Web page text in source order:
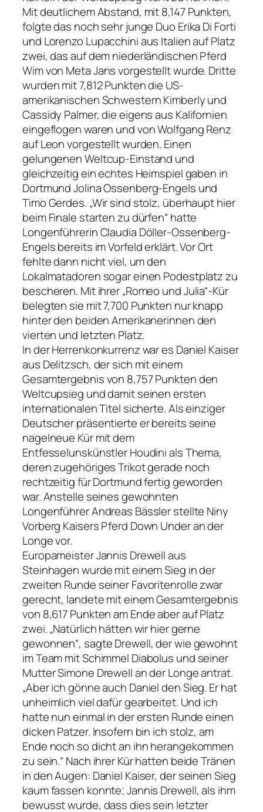
Mit deutlichem Abstand, mit 8,147 Punkten,
folgte das noch sehr junge Duo Erika Di Forti
und Lorenzo Lupacchini aus Italien auf Platz
zwei, das auf dem niederländischen Pferd
Wim von Meta Jans vorgestellt wurde. Dritte
wurden mit 7,812 Punkten die US-
amerikanischen Schwestern Kimberly und
Cassidy Palmer, die eigens aus Kalifornien
eingeflogen waren und von Wolfgang Renz
auf Leon vorgestellt wurden. Einen
gelungenen Weltcup-Einstand und
gleichzeitig ein echtes Heimspiel gaben in
Dortmund Jolina Ossenberg-Engels und
Timo Gerdes. „Wir sind stolz, überhaupt hier
beim Finale starten zu dürfen“ hatte
Longenführerin Claudia Döller-Ossenberg-
Engels bereits im Vorfeld erklärt. Vor Ort
fehlte dann nicht viel, um den
Lokalmatadoren sogar einen Podestplatz zu
bescheren. Mit ihrer „Romeo und Julia“-Kür
belegten sie mit 7,700 Punkten nur knapp
hinter den beiden Amerikanerinnen den
vierten und letzten Platz.
In der Herrenkonkurrenz war es Daniel Kaiser
aus Delitzsch, der sich mit einem
Gesamtergebnis von 8,757 Punkten den
Weltcupsieg und damit seinen ersten
internationalen Titel sicherte. Als einziger
Deutscher präsentierte er bereits seine
nagelneue Kür mit dem
Entfesselunskünstler Houdini als Thema,
deren zugehöriges Trikot gerade noch
rechtzeitig für Dortmund fertig geworden
war. Anstelle seines gewohnten
Longenführer Andreas Bässler stellte Niny
Vorberg Kaisers Pferd Down Under an der
Longe vor.
Europameister Jannis Drewell aus
Steinhagen wurde mit einem Sieg in der
zweiten Runde seiner Favoritenrolle zwar
gerecht, landete mit einem Gesamtergebnis
von 8,617 Punkten am Ende aber auf Platz
zwei. „Natürlich hätten wir hier gerne
gewonnen“, sagte Drewell, der wie gewohnt
im Team mit Schimmel Diabolus und seiner
Mutter Simone Drewell an der Longe antrat.
„Aber ich gönne auch Daniel den Sieg. Er hat
unheimlich viel dafür gearbeitet. Und ich
hatte nun einmal in der ersten Runde einen
dicken Patzer. Insofern bin ich stolz, am
Ende noch so dicht an ihn herangekommen
zu sein.“ Nach ihrer Kür hatten beide Tränen
in den Augen: Daniel Kaiser, der seinen Sieg
kaum fassen konnte; Jannis Drewell, als ihm
bewusst wurde, dass dies sein letzter